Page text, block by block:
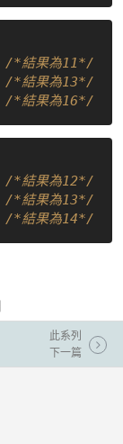
/*結果為11*/
/*結果為13*/
/*結果為16*/
/*結果為12*/
/*結果為13*/
/*結果為14*/
此系列
下一篇